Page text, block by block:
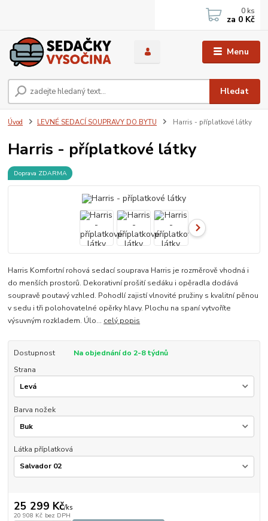
Menu
Hledat
0 ks
za 0 Kč
Úvod LEVNÉ SEDACÍ SOUPRAVY DO BYTU Harris - příplatkové látky
Harris - příplatkové látky
Doprava ZDARMA
Harris Komfortní rohová sedací souprava Harris je rozměrově vhodná i
do menších prostorů. Dekorativní prošití sedáku i opěradla dodává
soupravě poutavý vzhled. Pohodlí zajistí vlnovité pružiny s kvalitní pěnou
v sedu i tři polohovatelné opěrky hlavy. Plochu na spaní vytvoříte
výsuvným rozkladem. Úlo... celý popis
Dostupnost
Na objednání do 2-8 týdnů
Strana
Barva nožek
Látka příplatková
25 299 Kč/ks
20 908 Kč bez DPH